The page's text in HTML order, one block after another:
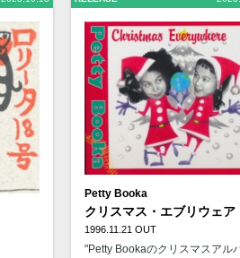
Petty Booka
クリスマス・エブリウェア
1996.11.21 OUT
"Petty Bookaのクリスマスアル